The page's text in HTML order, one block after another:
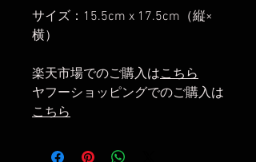
サイズ：15.5cm x 17.5cm（縦×
横）
楽天市場でのご購入はこちら
ヤフーショッピングでのご購入は
こちら